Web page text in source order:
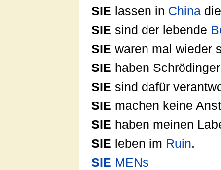
SIE lassen in China
SIE sind der lebende
SIE waren mal wieder
SIE haben
SIE sind dafür
SIE machen keine
SIE haben meinen
SIE leben im Ruin.
SIE MENs